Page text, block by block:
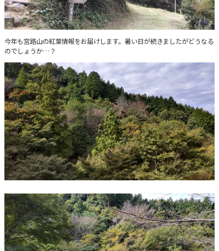
今年も宮路山の紅葉情報をお届けします。暑い日が続きましたがどうなる
のでしょうか…？